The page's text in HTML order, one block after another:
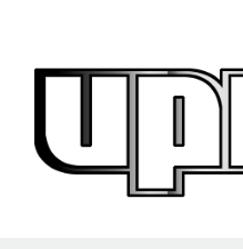
content